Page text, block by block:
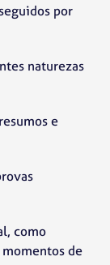
por
naturezas
e
como
de